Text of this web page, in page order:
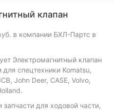
клапан
в компании БХЛ-Партс в
Электромагнитный клапан
спецтехники Komatsu,
John Deer, CASE, Volvo,
для ходовой части,